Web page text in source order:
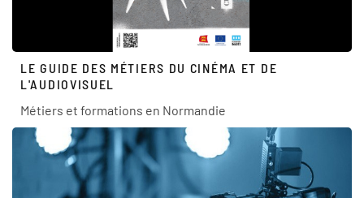
LE GUIDE DES MÉTIERS DU CINÉMA ET DE
L'AUDIOVISUEL
Métiers et formations en Normandie